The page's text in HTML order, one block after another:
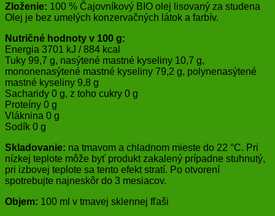
Zloženie: 100 % Čajovníkový BIO olej lisovaný za studena
Olej je bez umelých konzervačných látok a farbív.
Nutričné hodnoty v 100 g:
Energia 3701 kJ / 884 kcal
Tuky 99,7 g, nasýtené mastné kyseliny 10,7 g,
mononenasýtené mastné kyseliny 79,2 g, polynenasýtené
mastné kyseliny 9,8 g
Sacharidy 0 g, z toho cukry 0 g
Proteíny 0 g
Vláknina 0 g
Sodík 0 g
Skladovanie: na tmavom a chladnom mieste do 22 °C. Pri
nízkej teplote môže byť produkt zakalený prípadne stuhnutý,
pri izbovej teplote sa tento efekt stratí. Po otvorení
spotrebujte najneskôr do 3 mesiacov.
Objem: 100 ml v tmavej sklennej fľaši